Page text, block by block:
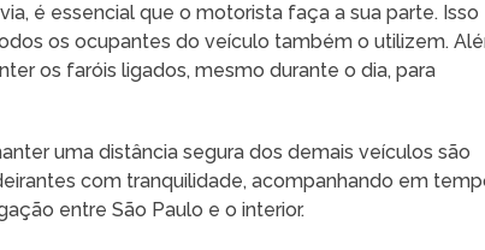
é essencial que o motorista faça a sua parte. Isso
os ocupantes do veículo também o utilizem.
os faróis ligados, mesmo durante o dia, para
uma distância segura dos demais veículos são
com tranquilidade, acompanhando em
entre São Paulo e o interior.